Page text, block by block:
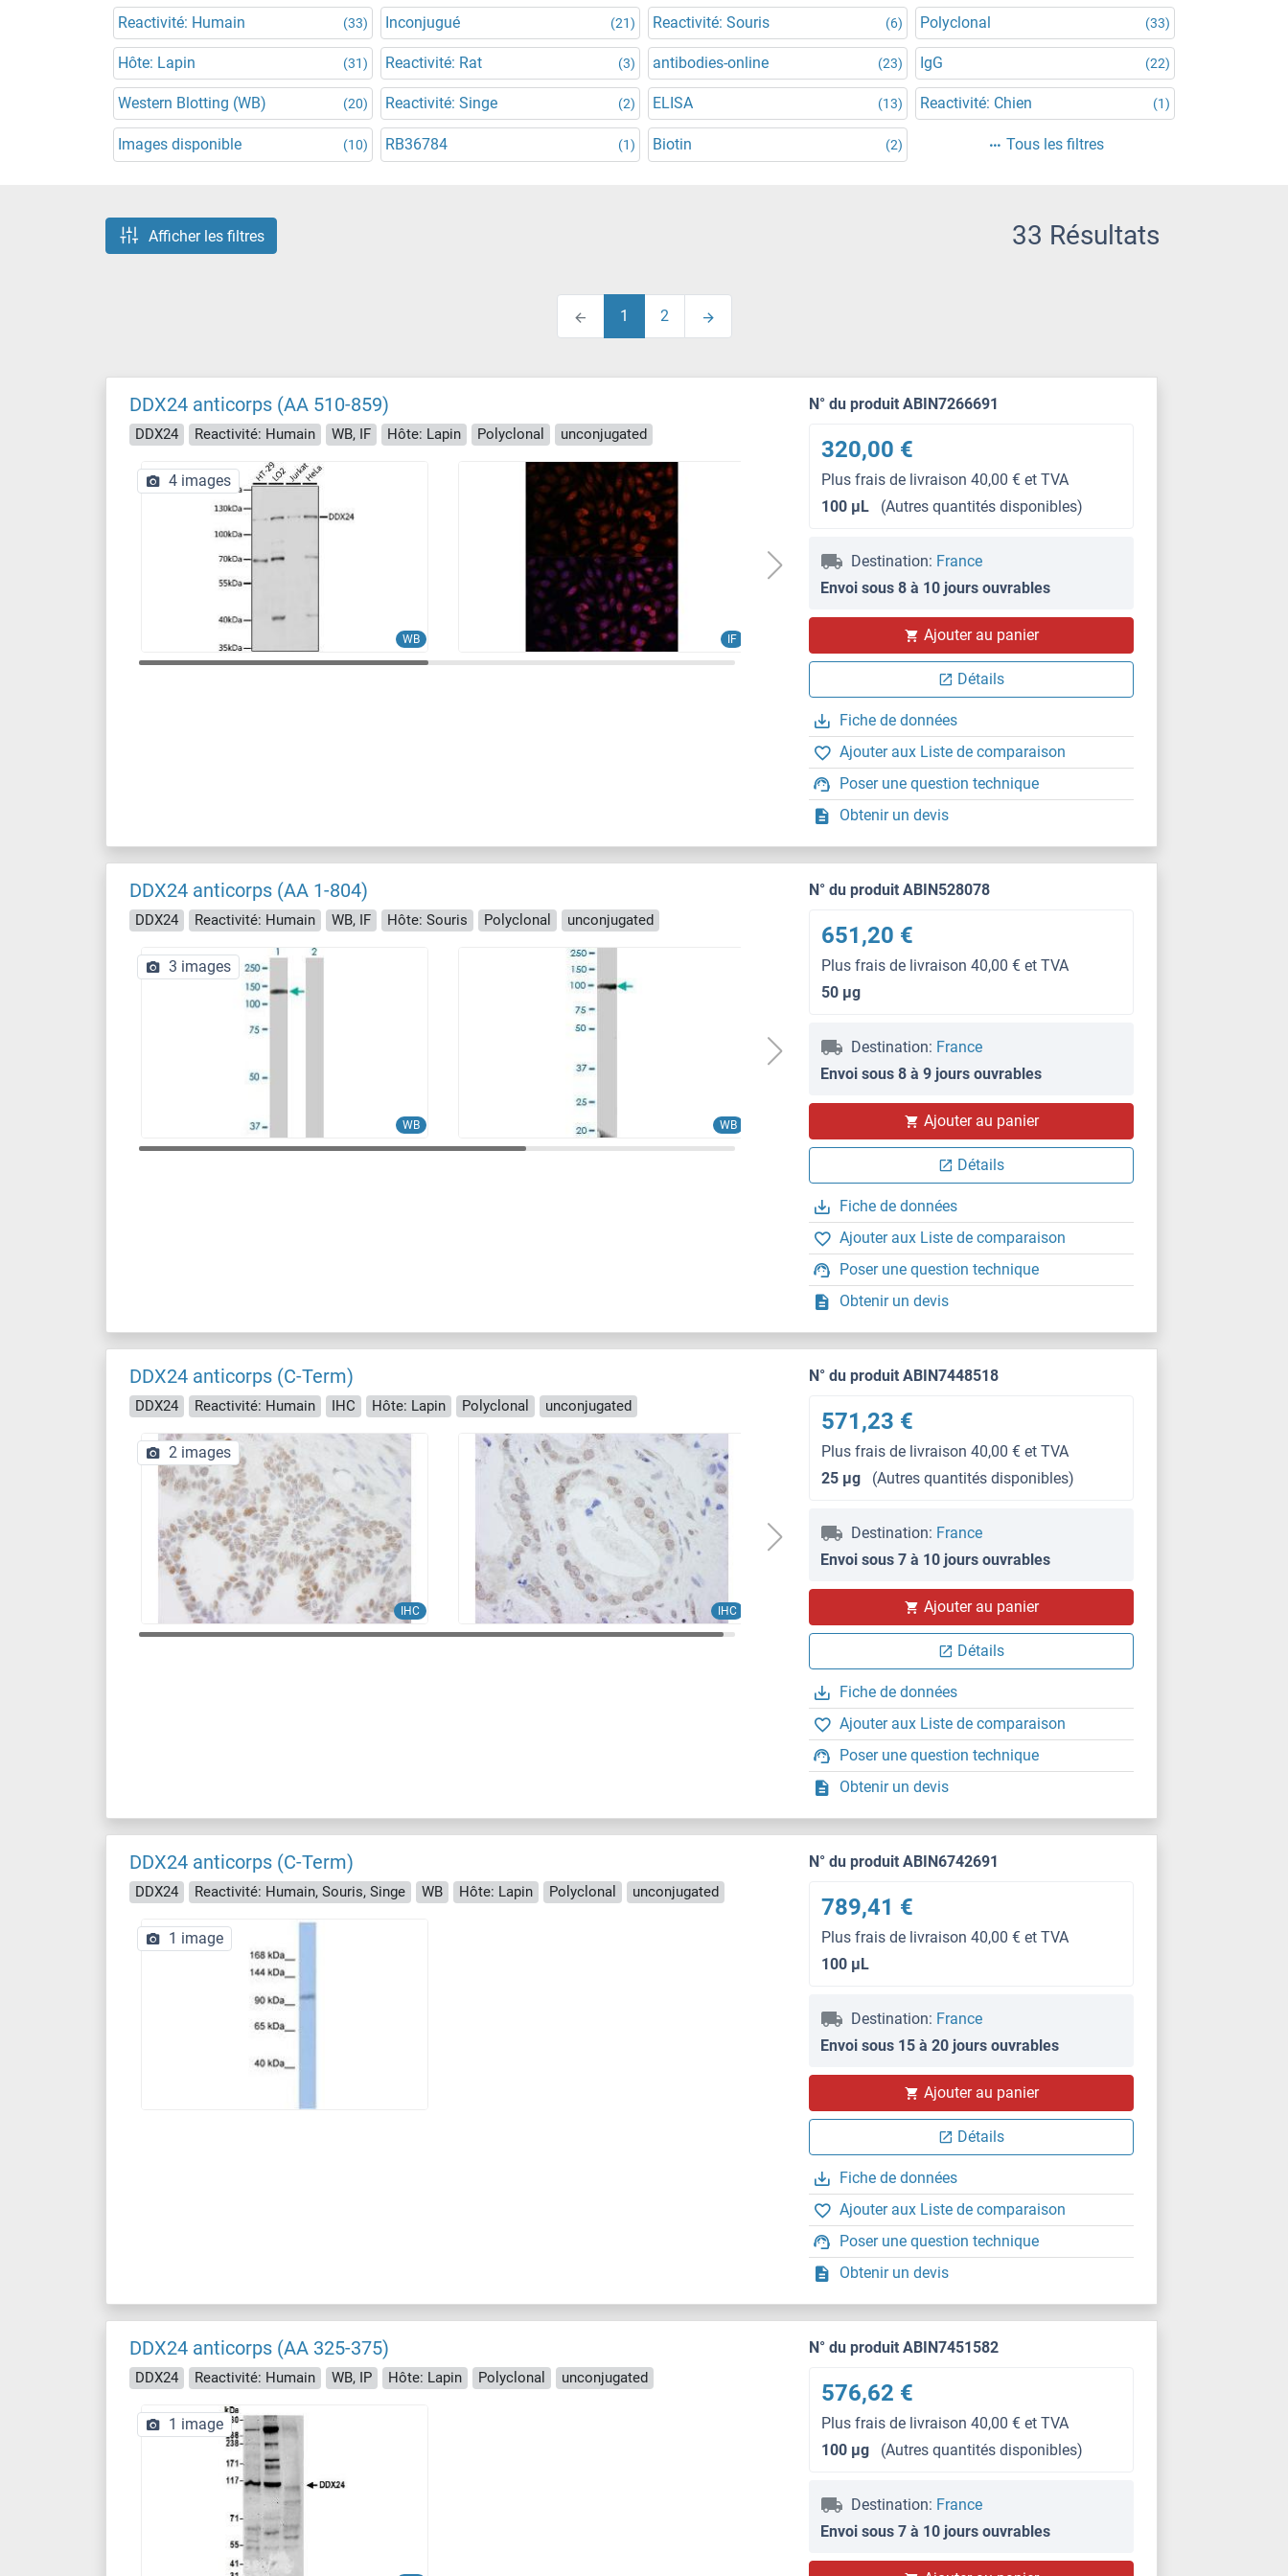
Reactivité: Humain
(33) Inconjugué (21) Reactivité: Souris (6) Polyclonal (33)
Hôte: Lapin (31) Reactivité: Rat (3) antibodies-online (23) IgG (22)
Western Blotting (WB) (20) Reactivité: Singe (2) ELISA (13) Reactivité: Chien (1)
Images disponible (10) RB36784 (1) Biotin (2) Tous les filtres
Afficher les filtres 33 Résultats
1 2
DDX24 anticorps (AA 510-859)
DDX24 Reactivité: Humain WB, IF Hôte: Lapin Polyclonal unconjugated
WB IF
4 images
N° du produit ABIN7266691
320,00 €
Plus frais de livraison 40,00 € et TVA
100 μL
(Autres quantités disponibles)
Destination: France
Envoi sous 8 à 10 jours ouvrables
Ajouter au panier
Détails
Fiche de données
Ajouter aux Liste de comparaison
Poser une question technique
Obtenir un devis
DDX24 anticorps (AA 1-804)
DDX24 Reactivité: Humain WB, IF Hôte: Souris Polyclonal unconjugated
WB WB
3 images
N° du produit ABIN528078
651,20 €
Plus frais de livraison 40,00 € et TVA
50 μg
Destination: France
Envoi sous 8 à 9 jours ouvrables
Ajouter au panier
Détails
Fiche de données
Ajouter aux Liste de comparaison
Poser une question technique
Obtenir un devis
DDX24 anticorps (C-Term)
DDX24 Reactivité: Humain IHC Hôte: Lapin Polyclonal unconjugated
IHC IHC
2 images
N° du produit ABIN7448518
571,23 €
Plus frais de livraison 40,00 € et TVA
25 μg
(Autres quantités disponibles)
Destination: France
Envoi sous 7 à 10 jours ouvrables
Ajouter au panier
Détails
Fiche de données
Ajouter aux Liste de comparaison
Poser une question technique
Obtenir un devis
DDX24 anticorps (C-Term)
DDX24 Reactivité: Humain, Souris, Singe WB Hôte: Lapin Polyclonal unconjugated
1 image
N° du produit ABIN6742691
789,41 €
Plus frais de livraison 40,00 € et TVA
100 μL
Destination: France
Envoi sous 15 à 20 jours ouvrables
Ajouter au panier
Détails
Fiche de données
Ajouter aux Liste de comparaison
Poser une question technique
Obtenir un devis
DDX24 anticorps (AA 325-375)
DDX24 Reactivité: Humain WB, IP Hôte: Lapin Polyclonal unconjugated
1 image
N° du produit ABIN7451582
576,62 €
Plus frais de livraison 40,00 € et TVA
100 μg
(Autres quantités disponibles)
Destination: France
Envoi sous 7 à 10 jours ouvrables